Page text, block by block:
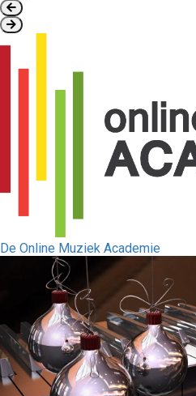
De Online Muziek Academie